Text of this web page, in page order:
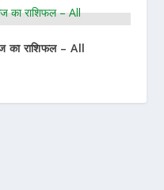
राशिफल – All